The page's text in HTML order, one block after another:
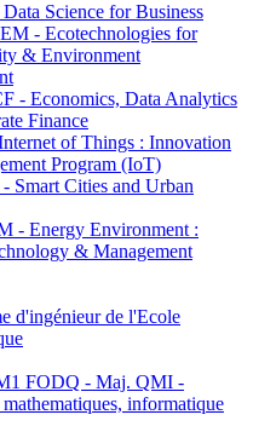
Science for Business
- Ecotechnologies for
& Environment
- Economics, Data Analytics
Finance
of Things : Innovation
Program (IoT)
Smart Cities and Urban
- Energy Environment :
& Management
d'ingénieur de l'Ecole
FODQ - Maj. QMI -
informatique